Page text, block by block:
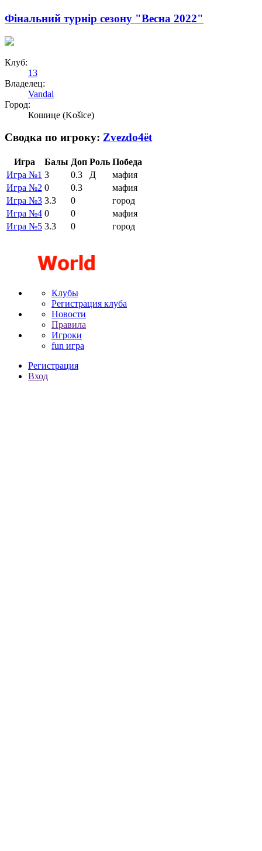
Фінальний турнір сезону "Весна 2022"
Клуб:
13
Владелец:
Vandal
Город:
Кошице (Košice)
Сводка по игроку: Zvezdo4ёt
Игра Балы Доп Роль Победа
Игра №1 3 0.3 Д
мафия
Игра №2 0 0.3
мафия
Игра №3 3.3 0
город
Игра №4 0 0
мафия
Игра №5 3.3 0 город
Клубы
Регистрация клуба
Новости
Правила
Игроки
fun игра
Регистрация
Вход